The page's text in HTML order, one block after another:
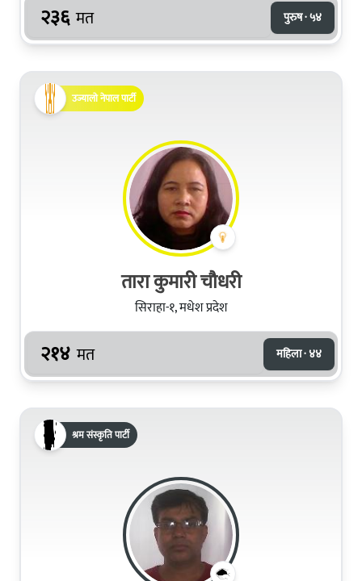
२३६ मत पुरुष · ५४
उज्यालो नेपाल पार्टी
तारा कुमारी चौधरी
सिराहा-१, मधेश प्रदेश
२१४ मत महिला · ४४
श्रम संस्कृति पार्टी